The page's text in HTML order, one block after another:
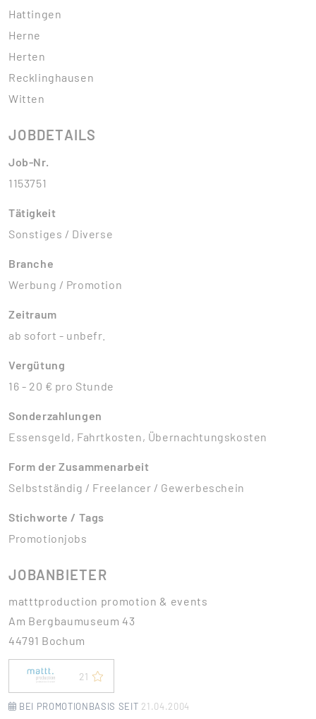
Hattingen
Herne
Herten
Recklinghausen
Witten
JOBDETAILS
Job-Nr.
1153751
Tätigkeit
Sonstiges / Diverse
Branche
Werbung / Promotion
Zeitraum
ab sofort - unbefr.
Vergütung
16 - 20 € pro Stunde
Sonderzahlungen
Essensgeld, Fahrtkosten, Übernachtungskosten
Form der Zusammenarbeit
Selbstständig / Freelancer / Gewerbeschein
Stichworte / Tags
Promotionjobs
JOBANBIETER
matttproduction promotion & events
Am Bergbaumuseum 43
44791 Bochum
21
BEI PROMOTIONBASIS SEIT 21.04.2004